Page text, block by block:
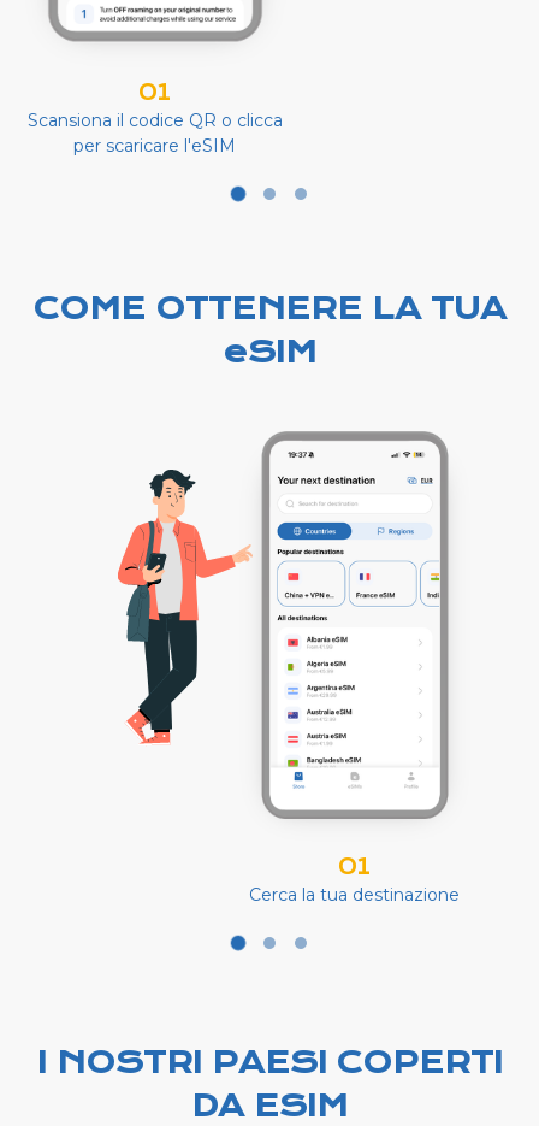
01
Scansiona il codice QR o clicca
per scaricare l'eSIM
COME OTTENERE LA TUA
eSIM
01
Cerca la tua destinazione
I NOSTRI PAESI COPERTI
DA ESIM